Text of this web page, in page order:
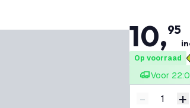
10,95
Op voorraad
Voor
Verminder
- +